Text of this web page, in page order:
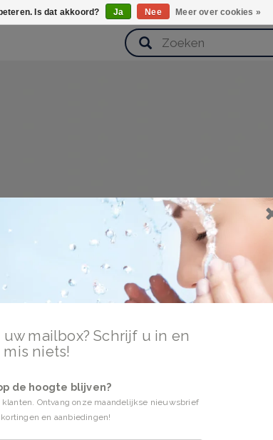
Lichaamsverzorging Huidverzorging Mannen
mailbox? Schrijf u in en
mis niets!
de hoogte blijven?
Ontvang onze maandelijkse nieuwsbrief
en aanbiedingen!
Is dat akkoord? Ja Nee Meer over cookies »